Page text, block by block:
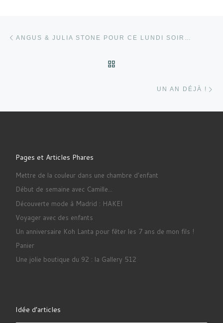
ANGUS & JULIA STONE POUR CE LUNDI SOIR…
UN AN DÉJÀ !
Pages et Articles Phares
Mettre de la couleur dans une chambre d'enfant
Début de semaine avec Camille...
Découverte mode à Madrid : HAKEI
Voyager avec des enfants
Un anniversaire Koh Lanta pour fêter les 7 ans de mon fils !
Panier
Une jolie boutique du 92 : la Gallery 512
Idée d’articles